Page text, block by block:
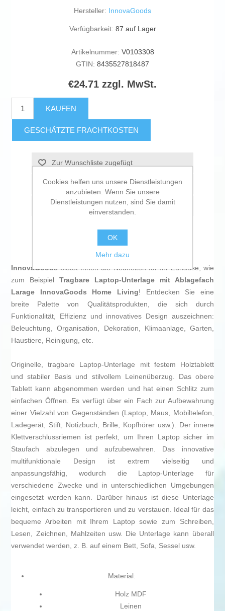
Hersteller: InnovaGoods
Verfügbarkeit: 87 auf Lager
Artikelnummer: V0103308
GTIN: 8435527818487
€24.71 zzgl. MwSt.
KAUFEN
GESCHÄTZTE FRACHTKOSTEN
Zur Wunschliste zugefügt
Vergleichen
Empfehlen
InnovaGoodsbietet Ihnen die Neuheiten für Ihr Zuhause, wie
zum BeispielTragbare Laptop-Unterlage mit Ablagefach
Larage InnovaGoods Home Living! Entdecken Sie eine
breite Palette von Qualitätsprodukten, die sich durch
Funktionalität, Effizienz und innovatives Design auszeichnen:
Beleuchtung, Organisation, Dekoration, Klimaanlage, Garten,
Haustiere, Reinigung, etc.
Originelle, tragbare Laptop-Unterlage mit festem Holztablett
und stabiler Basis und stilvollem Leinenüberzug. Das obere
Tablett kann abgenommen werden und hat einen Schlitz zum
einfachen Öffnen. Es verfügt über ein Fach zur Aufbewahrung
einer Vielzahl von Gegenständen (Laptop, Maus, Mobiltelefon,
Ladegerät, Stift, Notizbuch, Brille, Kopfhörer usw.). Der innere
Klettverschlussriemen ist perfekt, um Ihren Laptop sicher im
Staufach abzulegen und aufzubewahren. Das innovative
multifunktionale Design ist extrem vielseitig und
anpassungsfähig, wodurch die Laptop-Unterlage für
verschiedene Zwecke und in unterschiedlichen Umgebungen
eingesetzt werden kann. Darüber hinaus ist diese Unterlage
leicht, einfach zu transportieren und zu verstauen. Ideal für das
bequeme Arbeiten mit Ihrem Laptop sowie zum Schreiben,
Lesen, Zeichnen, Mahlzeiten usw. Die Unterlage kann überall
verwendet werden, z. B. auf einem Bett, Sofa, Sessel usw.
Material:
Holz MDF
Leinen
Cookies helfen uns unsere Dienstleistungen
anzubieten. Wenn Sie unsere
Dienstleistungen nutzen, sind Sie damit
einverstanden.
OK
Mehr dazu